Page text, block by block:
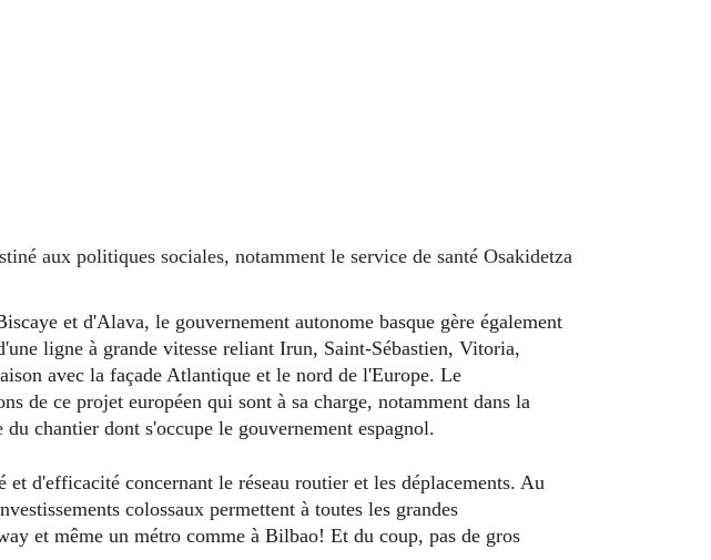
Biscaye et d'Alava, le gouvernement autonome basque gère également
ligne à grande vitesse reliant Irun, Saint-Sébastien, Vitoria,
avec la façade Atlantique et le nord de l'Europe. Le
de ce projet européen qui sont à sa charge, notamment dans la
chantier dont s'occupe le gouvernement espagnol.
colossaux permettent à toutes les grandes
et même un métro comme à Bilbao! Et du coup, pas de gros